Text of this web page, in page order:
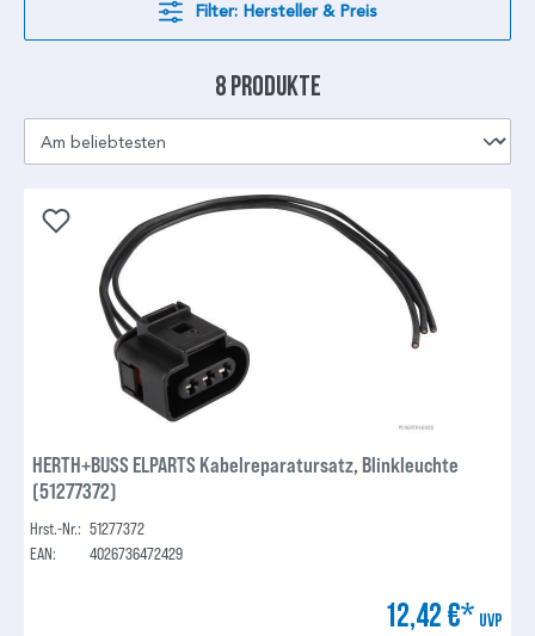
Filter: Hersteller & Preis
8 Produkte
HERTH+BUSS ELPARTS Kabelreparatursatz, Blinkleuchte
(51277372)
Hrst.-Nr.: 51277372
EAN:
4026736472429
12,42 €* UVP